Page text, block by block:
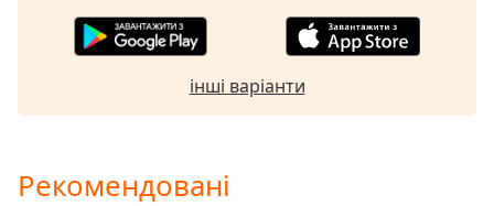
Color
інші варіанти
Рекомендовані